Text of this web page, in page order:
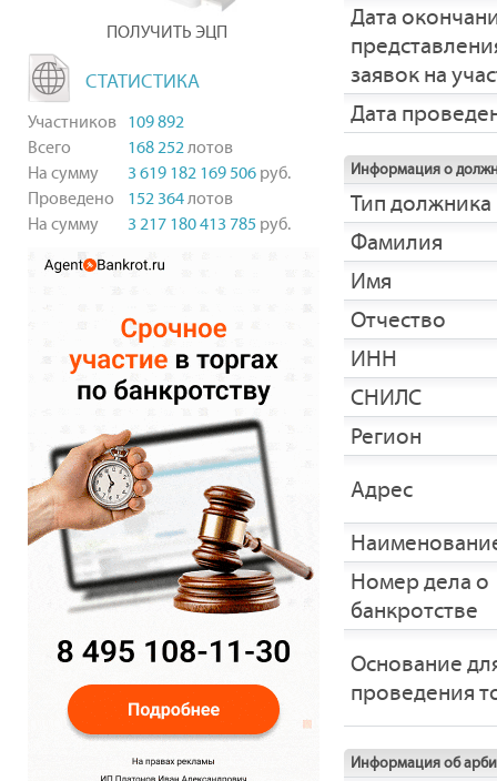
ПОЛУЧИТЬ ЭЦП
СТАТИСТИКА
Участников 109 892
Всего
168 252лотов
На сумму
3 619 182 169 506 руб.
Проведено
152 364лотов
На сумму
3 217 180 413 785 руб.
Дата
заявок на
Дата
Информация о
Тип должника
Фамилия
Имя
Отчество
ИНН
СНИЛС
Регион
Адрес
Номер дела о
банкротстве
Основание
проведения
Информация об